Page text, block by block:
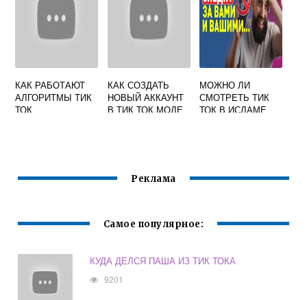
КАК РАБОТАЮТ
АЛГОРИТМЫ ТИК
ТОК
КАК СОЗДАТЬ
НОВЫЙ АККАУНТ
В ТИК ТОК МОДЕ
МОЖНО ЛИ
СМОТРЕТЬ ТИК
ТОК В ИСЛАМЕ
Реклама
Самое популярное:
КУДА ДЕЛСЯ ПАША ИЗ ТИК ТОКА
9201